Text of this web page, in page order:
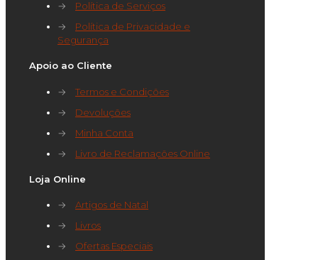
→
Política de Serviços
→
Política de Privacidade e
Segurança
Apoio ao Cliente
→
Termos e Condições
→
Devoluções
→
Minha Conta
→
Livro de Reclamações Online
Loja Online
→
Artigos de Natal
→
Livros
→
Ofertas Especiais